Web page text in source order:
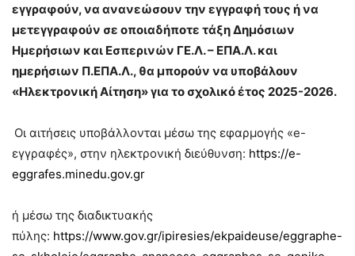
εγγραφούν, να ανανεώσουν την εγγραφή τους ή να
μετεγγραφούν σε οποιαδήποτε τάξη Δημόσιων
Ημερήσιων και Εσπερινών ΓΕ.Λ. – ΕΠΑ.Λ. και
ημερήσιων Π.ΕΠΑ.Λ., θα μπορούν να υποβάλουν
«Ηλεκτρονική Αίτηση» για το σχολικό έτος 2025-2026.
Οι αιτήσεις υποβάλλονται μέσω της εφαρμογής «e-
εγγραφές», στην ηλεκτρονική διεύθυνση: https://e-
eggrafes.minedu.gov.gr
ή μέσω της διαδικτυακής
πύλης: https://www.gov.gr/ipiresies/ekpaideuse/eggraphe-